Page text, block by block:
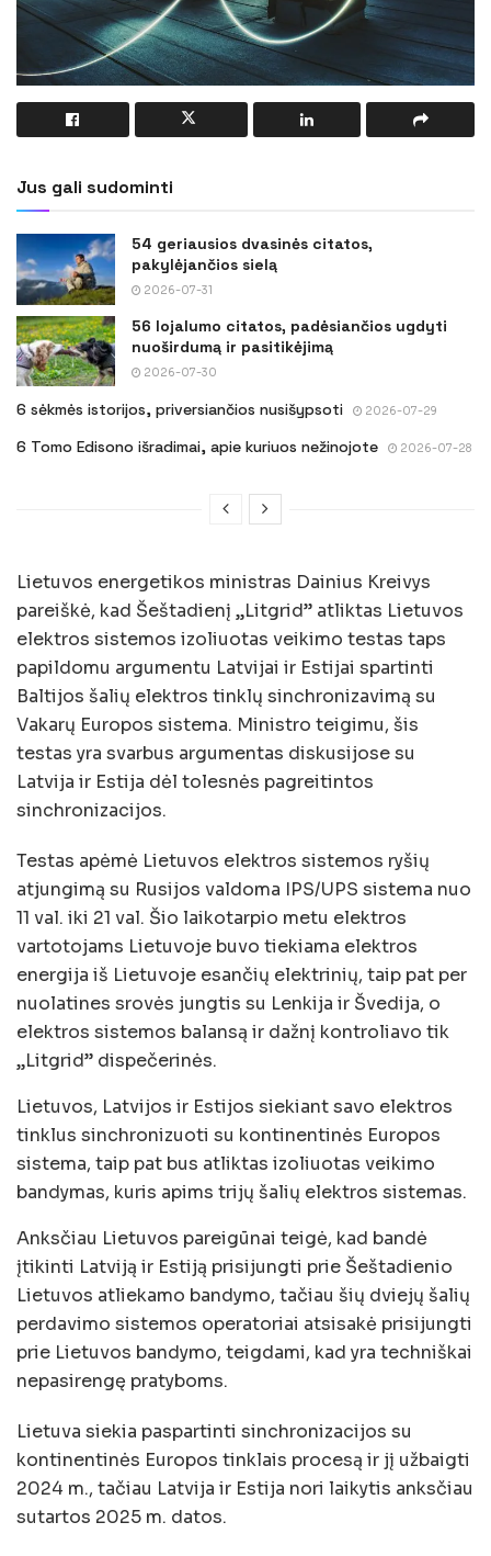
Jus gali sudominti
54 geriausios dvasinės citatos,
pakylėjančios sielą
2026-07-31
56 lojalumo citatos, padėsiančios ugdyti
nuoširdumą ir pasitikėjimą
2026-07-30
6 sėkmės istorijos, priversiančios nusišypsoti 2026-07-29
6 Tomo Edisono išradimai, apie kuriuos nežinojote 2026-07-28
Lietuvos energetikos ministras Dainius Kreivys
pareiškė, kad Šeštadienį „Litgrid” atliktas Lietuvos
elektros sistemos izoliuotas veikimo testas taps
papildomu argumentu Latvijai ir Estijai spartinti
Baltijos šalių elektros tinklų sinchronizavimą su
Vakarų Europos sistema. Ministro teigimu, šis
testas yra svarbus argumentas diskusijose su
Latvija ir Estija dėl tolesnės pagreitintos
sinchronizacijos.
Testas apėmė Lietuvos elektros sistemos ryšių
atjungimą su Rusijos valdoma IPS/UPS sistema nuo
11 val. iki 21 val. Šio laikotarpio metu elektros
vartotojams Lietuvoje buvo tiekiama elektros
energija iš Lietuvoje esančių elektrinių, taip pat per
nuolatines srovės jungtis su Lenkija ir Švedija, o
elektros sistemos balansą ir dažnį kontroliavo tik
„Litgrid” dispečerinės.
Lietuvos, Latvijos ir Estijos siekiant savo elektros
tinklus sinchronizuoti su kontinentinės Europos
sistema, taip pat bus atliktas izoliuotas veikimo
bandymas, kuris apims trijų šalių elektros sistemas.
Anksčiau Lietuvos pareigūnai teigė, kad bandė
įtikinti Latviją ir Estiją prisijungti prie Šeštadienio
Lietuvos atliekamo bandymo, tačiau šių dviejų šalių
perdavimo sistemos operatoriai atsisakė prisijungti
prie Lietuvos bandymo, teigdami, kad yra techniškai
nepasirengę pratyboms.
Lietuva siekia paspartinti sinchronizacijos su
kontinentinės Europos tinklais procesą ir jį užbaigti
2024 m., tačiau Latvija ir Estija nori laikytis anksčiau
sutartos 2025 m. datos.